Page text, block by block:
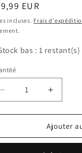
EUR
incluses. Frais
bas : 1 restant(s)
Réduire
la
quantité
SwimFin
la
quantité
de
Ajouter